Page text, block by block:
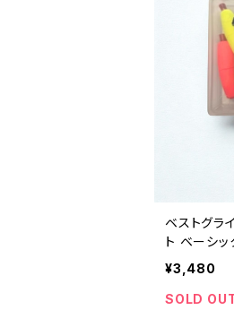
ベストグラ
ト ベーシッ
¥3,480
SOLD